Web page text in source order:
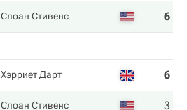
Слоан Стивенс 6
Хэрриет Дарт 6
Слоан Стивенс 3